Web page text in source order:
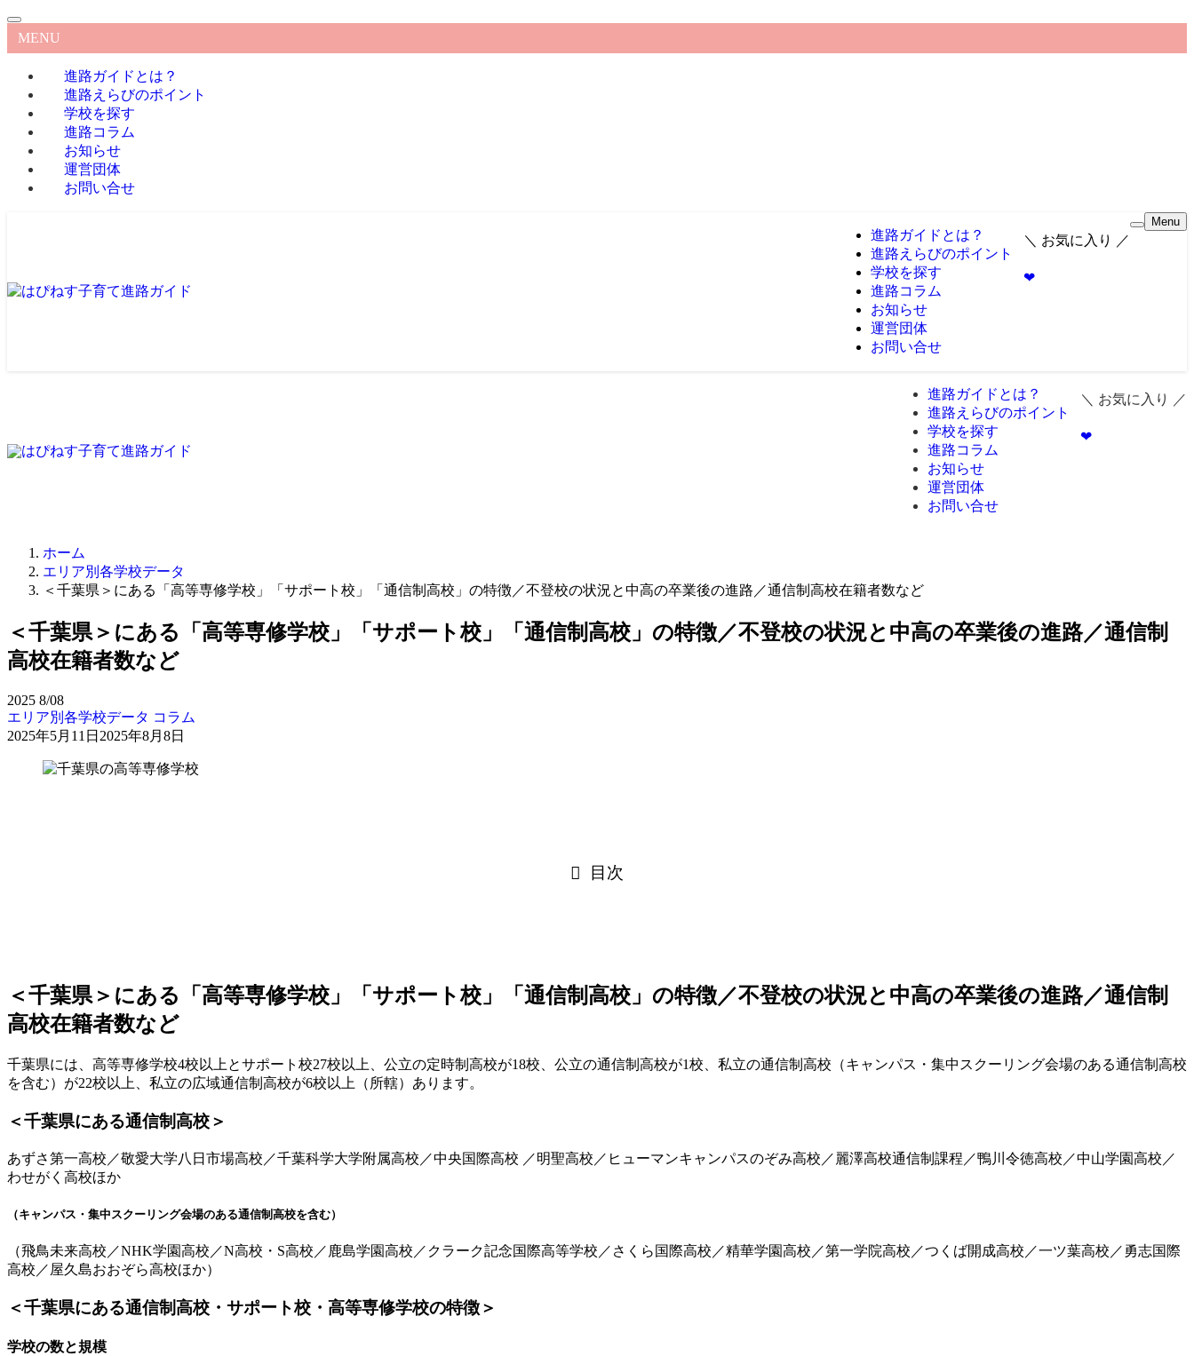
MENU
進路ガイドとは？
進路えらびのポイント
学校を探す
進路コラム
お知らせ
運営団体
お問い合せ
進路ガイドとは？
進路えらびのポイント
学校を探す
進路コラム
お知らせ
運営団体
お問い合せ
＼ お気に入り ／
❤︎
Menu
進路ガイドとは？
進路えらびのポイント
学校を探す
進路コラム
お知らせ
運営団体
お問い合せ
＼ お気に入り ／
❤︎
ホーム
エリア別各学校データ
＜千葉県＞にある「高等専修学校」「サポート校」「通信制高校」の特徴／不登校の状況と中高の卒業後の進路／通信制高校在籍者数など
＜千葉県＞にある「高等専修学校」「サポート校」「通信制高校」の特徴／不登校の状況と中高の卒業後の進路／通信制
高校在籍者数など
2025 8/08
エリア別各学校データ コラム
2025年5月11日 2025年8月8日
目次
＜千葉県＞にある「高等専修学校」「サポート校」「通信制高校」の特徴／不登校の状況と中高の卒業後の進路／通信制
高校在籍者数など
千葉県には、高等専修学校4校以上とサポート校27校以上、公立の定時制高校が18校、公立の通信制高校が1校、私立の通信制高校（キャンパス・集中スクーリング会場のある通信制高校
を含む）が22校以上、私立の広域通信制高校が6校以上（所轄）あります。
＜千葉県にある通信制高校＞
あずさ第一高校／敬愛大学八日市場高校／千葉科学大学附属高校／中央国際高校 ／明聖高校／ヒューマンキャンパスのぞみ高校／麗澤高校通信制課程／鴨川令徳高校／中山学園高校／
わせがく高校ほか
（キャンパス・集中スクーリング会場のある通信制高校を含む）
（飛鳥未来高校／NHK学園高校／N高校・S高校／鹿島学園高校／クラーク記念国際高等学校／さくら国際高校／精華学園高校／第一学院高校／つくば開成高校／一ツ葉高校／勇志国際
高校／屋久島おおぞら高校ほか）
＜千葉県にある通信制高校・サポート校・高等専修学校の特徴＞
学校の数と規模